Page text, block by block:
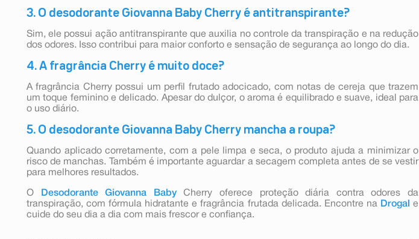
3. O desodorante Giovanna Baby Cherry é antitranspirante?
Sim, ele possui ação antitranspirante que auxilia no controle da transpiração e na redução
dos odores. Isso contribui para maior conforto e sensação de segurança ao longo do dia.
4. A fragrância Cherry é muito doce?
A fragrância Cherry possui um perfil frutado adocicado, com notas de cereja que trazem
um toque feminino e delicado. Apesar do dulçor, o aroma é equilibrado e suave, ideal para
o uso diário.
5. O desodorante Giovanna Baby Cherry mancha a roupa?
Quando aplicado corretamente, com a pele limpa e seca, o produto ajuda a minimizar o
risco de manchas. Também é importante aguardar a secagem completa antes de se vestir
para melhores resultados.
O Desodorante Giovanna BabyCherry oferece proteção diária contra odores da
transpiração, com fórmula hidratante e fragrância frutada delicada. Encontre na
Drogal
e
cuide do seu dia a dia com mais frescor e confiança.